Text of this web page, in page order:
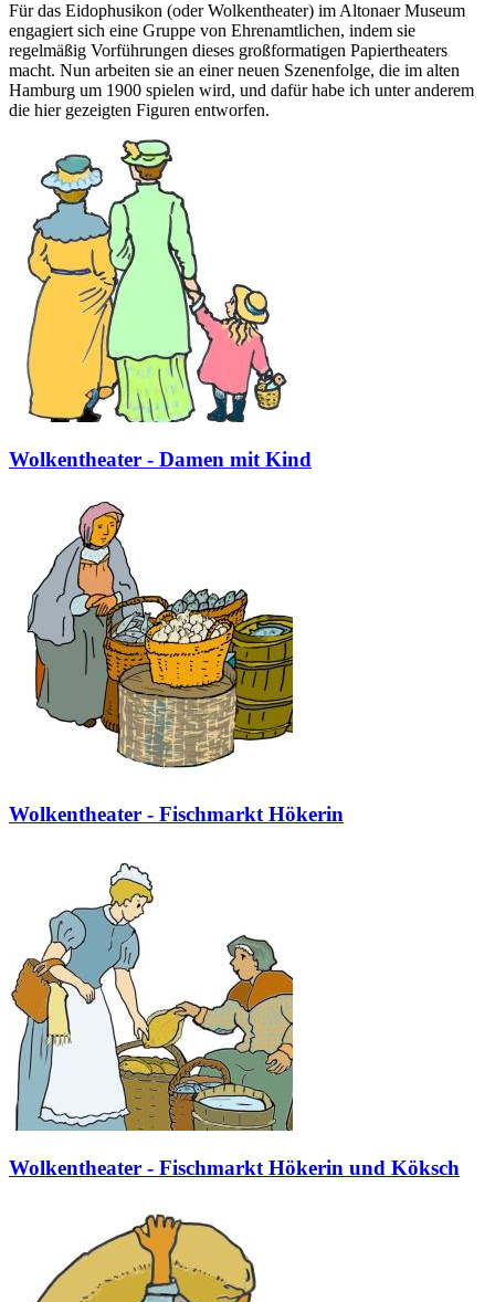
Für das Eidophusikon (oder Wolkentheater) im Altonaer Museum
engagiert sich eine Gruppe von Ehrenamtlichen, indem sie
regelmäßig Vorführungen dieses großformatigen Papiertheaters
macht. Nun arbeiten sie an einer neuen Szenenfolge, die im alten
Hamburg um 1900 spielen wird, und dafür habe ich unter anderem
die hier gezeigten Figuren entworfen.
Wolkentheater - Damen mit Kind
Wolkentheater - Fischmarkt Hökerin
Wolkentheater - Fischmarkt Hökerin und Köksch